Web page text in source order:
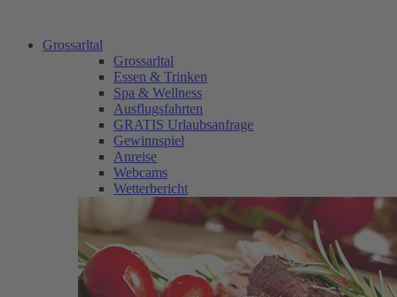
Grossarltal
Grossarltal
Essen & Trinken
Spa & Wellness
Ausflugsfahrten
GRATIS Urlaubsanfrage
Gewinnspiel
Anreise
Webcams
Wetterbericht